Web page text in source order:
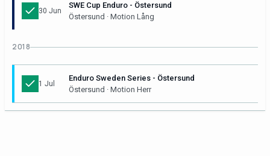
30 Jun
SWE Cup Enduro - Östersund
Östersund · Motion Lång
2018
1 Jul
Enduro Sweden Series - Östersund
Östersund · Motion Herr